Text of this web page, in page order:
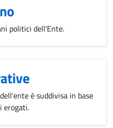
politici dell'Ente.
è suddivisa in base
erogati.